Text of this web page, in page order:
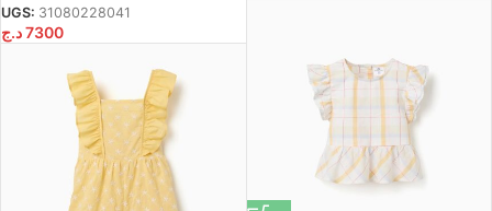
blanc/jaune/bleu/rouge
UGS: 31080228041
7300د.ج